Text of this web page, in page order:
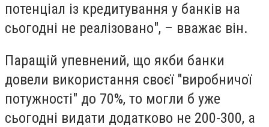
потенціал із кредитування у банків на
сьогодні не реалізовано", – вважає він.
Паращій упевнений, що якби банки
довели використання своєї "виробничої
потужності" до 70%, то могли б уже
сьогодні видати додатково не 200-300, а